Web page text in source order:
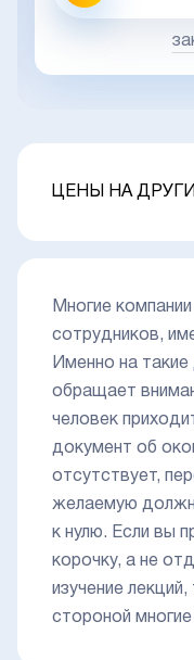
ЦЕНЫ НА
Многие
сотрудников,
Именно на
обращает
человек
документ об
отсутствует,
желаемую
к нулю. Если вы
корочку, а не
изучение
стороной